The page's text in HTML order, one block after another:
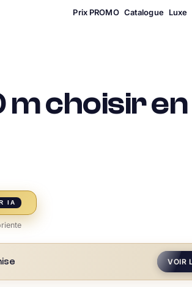
Prix PROMO Catalogue Luxe
m choisir en
IA
VOIR